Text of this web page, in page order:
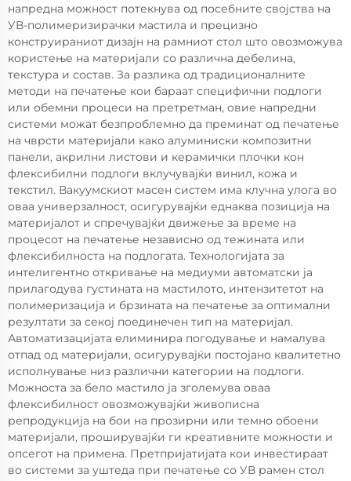
напредна можност потекнува од посебните својства на
УВ-полимеризирачки мастила и прецизно
конструираниот дизајн на рамниот стол што овозможува
користење на материјали со различна дебелина,
текстура и состав. За разлика од традиционалните
методи на печатење кои бараат специфични подлоги
или обемни процеси на претретман, овие напредни
системи можат безпроблемно да преминат од печатење
на чврсти материјали како алуминиски композитни
панели, акрилни листови и керамички плочки кон
флексибилни подлоги вклучувајќи винил, кожа и
текстил. Вакуумскиот масен систем има клучна улога во
оваа универзалност, осигурувајќи еднаква позиција на
материјалот и спречувајќи движење за време на
процесот на печатење независно од тежината или
флексибилноста на подлогата. Технологијата за
интелигентно откривање на медиуми автоматски ја
прилагодува густината на мастилото, интензитетот на
полимеризација и брзината на печатење за оптимални
резултати за секој поединечен тип на материјал.
Автоматизацијата елиминира погодување и намалува
отпад од материјали, осигурувајќи постојано квалитетно
исполнување низ различни категории на подлоги.
Можноста за бело мастило ја зголемува оваа
флексибилност овозможувајќи живописна
репродукција на бои на прозирни или темно обоени
материјали, проширувајќи ги креативните можности и
опсегот на примена. Претпријатијата кои инвестираат
во системи за уштеда при печатење со УВ рамен стол